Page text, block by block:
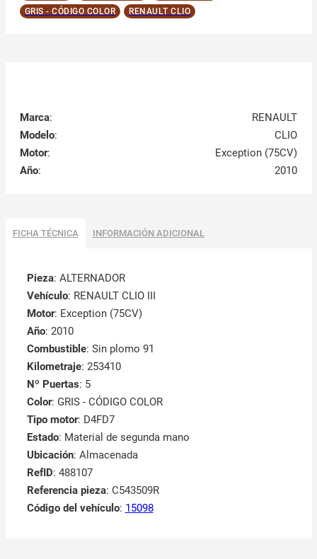
GRIS - CÓDIGO COLOR
RENAULT CLIO
Marca:
RENAULT
Modelo:
CLIO
Motor:
Exception (75CV)
Año: 2010
FICHA TÉCNICA INFORMACIÓN ADICIONAL
Pieza: ALTERNADOR
Vehículo: RENAULT CLIO III
Motor: Exception (75CV)
Año: 2010
Combustible: Sin plomo 91
Kilometraje: 253410
Nº Puertas: 5
Color: GRIS - CÓDIGO COLOR
Tipo motor: D4FD7
Estado: Material de segunda mano
Ubicación: Almacenada
RefID: 488107
Referencia pieza: C543509R
Código del vehículo: 15098